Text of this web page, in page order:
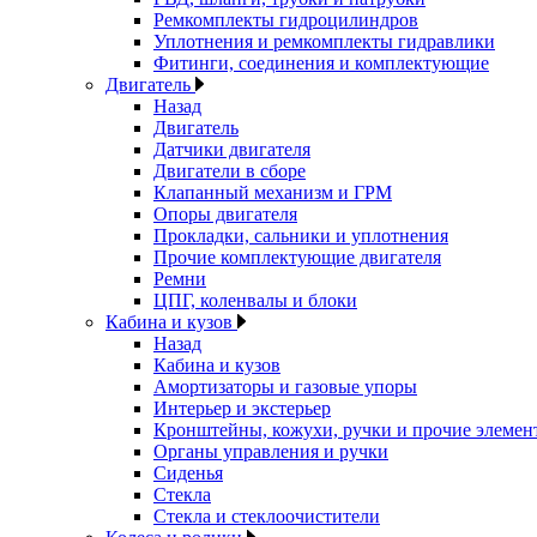
Ремкомплекты гидроцилиндров
Уплотнения и ремкомплекты гидравлики
Фитинги, соединения и комплектующие
Двигатель
Назад
Двигатель
Датчики двигателя
Двигатели в сборе
Клапанный механизм и ГРМ
Опоры двигателя
Прокладки, сальники и уплотнения
Прочие комплектующие двигателя
Ремни
ЦПГ, коленвалы и блоки
Кабина и кузов
Назад
Кабина и кузов
Амортизаторы и газовые упоры
Интерьер и экстерьер
Кронштейны, кожухи, ручки и прочие
Органы управления и ручки
Сиденья
Стекла
Стекла и стеклоочистители